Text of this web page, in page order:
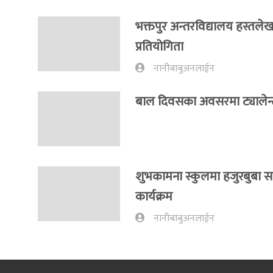
भक्तपुर अन्तरविद्यालय
प्रतियोगिता
नानीबाबुअनलाईन
बाल दिवसका अवसरमा
शुभकामना स्कुलमा हजुरबुबा
कार्यक्रम
नानीबाबुअनलाईन